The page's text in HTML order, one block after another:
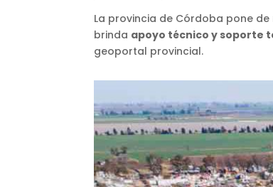
La provincia de Córdoba pone
brinda apoyo técnico y soporte
geoportal provincial.